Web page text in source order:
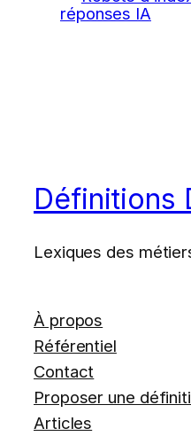
réponses IA
Définitions
Lexiques des
À propos
Référentiel
Contact
Proposer une
Articles